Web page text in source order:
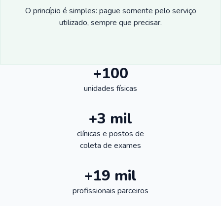
O princípio é simples: pague somente pelo serviço
utilizado, sempre que precisar.
+100
unidades físicas
+3 mil
clínicas e postos de
coleta de exames
+19 mil
profissionais parceiros